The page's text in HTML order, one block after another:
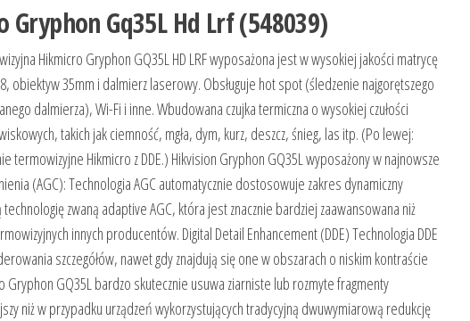
Gq35L Hd Lrf (548039)
Hikmicro Gryphon GQ35L HD LRF wyposażona jest w wysokiej jakości matrycę
obiektyw 35mm i dalmierz laserowy. Obsługuje hot spot (śledzenie najgorętszego
dalmierza), Wi-Fi i inne. Wbudowana czujka termiczna o wysokiej czułości
takich jak ciemność, mgła, dym, kurz, deszcz, śnieg, las itp. (Po lewej:
Hikmicro z DDE.) Hikvision Gryphon GQ35L wyposażony w najnowsze
(AGC): Technologia AGC automatycznie dostosowuje zakres dynamiczny
zwaną adaptive AGC, która jest znacznie bardziej zaawansowana niż
innych producentów. Digital Detail Enhancement (DDE) Technologia DDE
szczegółów, nawet gdy znajdują się one w obszarach o niskim kontraście
GQ35L bardzo skutecznie usuwa ziarniste lub rozmyte fragmenty
niż w przypadku urządzeń wykorzystujących tradycyjną dwuwymiarową redukcję